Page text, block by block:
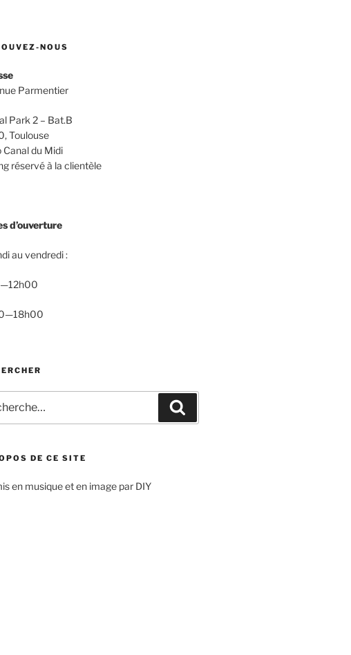
NOUS
Parmentier
Park 2 – Bat.B
Toulouse
Canal du Midi
réservé à la clientèle
d’ouverture
au vendredi :
DE CE SITE
en musique et en image par DIY